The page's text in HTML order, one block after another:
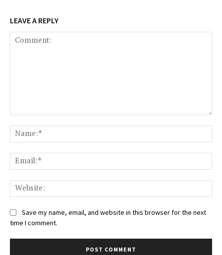
LEAVE A REPLY
Save my name, email, and website in this browser for the next
time I comment.